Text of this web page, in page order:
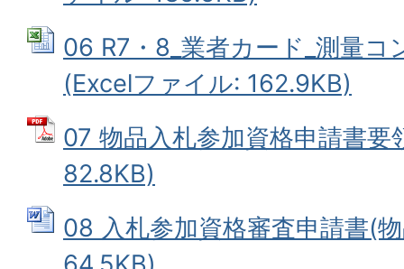
06 R7・8_業者カード_測量コ
(Excelファイル: 162.9KB)
07 物品入札参加資格申請書要
82.8KB)
08 入札参加資格審査申請書(